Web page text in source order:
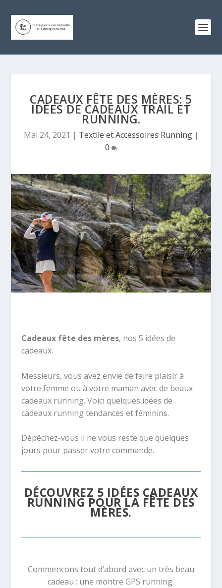
CADEAUX FÊTE DES MÈRES: 5
IDÉES DE CADEAUX TRAIL ET
RUNNING.
Mai 24, 2021 | Textile et Accessoires Running|
0
Cadeaux fête des mères, nos 5 idées de
cadeaux.
Messieurs, vous avez envie de faire plaisir à
votre femme ou à votre maman avec de beaux
cadeaux running. Voici quelques idées de
cadeaux running tendances et féminins.
Dépêchez-vous il ne vous reste que quelques
jours pour passer votre commande.
DÉCOUVREZ 5 IDÉES CADEAUX
RUNNING POUR LA FÊTE DES
MÈRES.
Commencons tout d’abord avec un très beau
cadeau : une montre GPS running.